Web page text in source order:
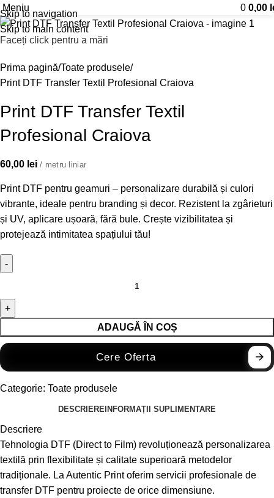
Skip to navigation
Skip to main content
Meniu 0 0,00
Faceți click pentru a mări
Prima pagină Toate produsele
Print DTF Transfer Textil Profesional Craiova
Print DTF Transfer Textil
Profesional Craiova
60,00 lei / metru liniar
Print DTF pentru geamuri – personalizare durabilă și culori
vibrante, ideale pentru branding și decor. Rezistent la zgârieturi
și UV, aplicare ușoară, fără bule. Crește vizibilitatea și
protejează intimitatea spațiului tău!
ADAUGĂ ÎN COȘ
Cere Oferta
Categorie: Toate produsele
DESCRIEREINFORMAȚII SUPLIMENTARE
Descriere
Tehnologia DTF (Direct to Film) revoluționează personalizarea
textilă prin flexibilitate și calitate superioară metodelor
tradiționale. La Autentic Print oferim servicii profesionale de
transfer DTF pentru proiecte de orice dimensiune.